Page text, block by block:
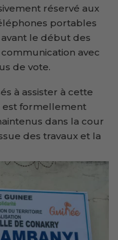
réservé aux
portables
le début des
avec
de vote.
à assister à cette
est formellement
dans la cour
des travaux et la